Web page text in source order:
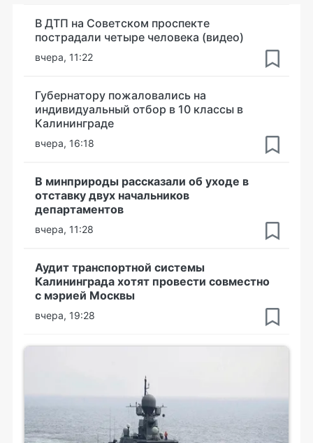
В ДТП на Советском проспекте
пострадали четыре человека (видео)
вчера, 11:22
Губернатору пожаловались на
индивидуальный отбор в 10 классы в
Калининграде
вчера, 16:18
В минприроды рассказали об уходе в
отставку двух начальников
департаментов
вчера, 11:28
Аудит транспортной системы
Калининграда хотят провести совместно
с мэрией Москвы
вчера, 19:28